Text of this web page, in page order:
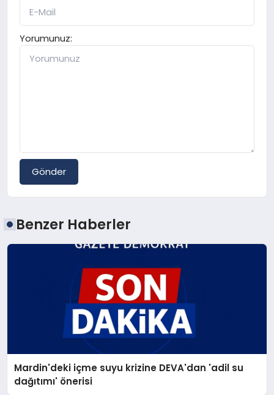
Yorumunuz:
Gönder
Benzer Haberler
Mardin'deki içme suyu krizine DEVA'dan 'adil su
dağıtımı' önerisi